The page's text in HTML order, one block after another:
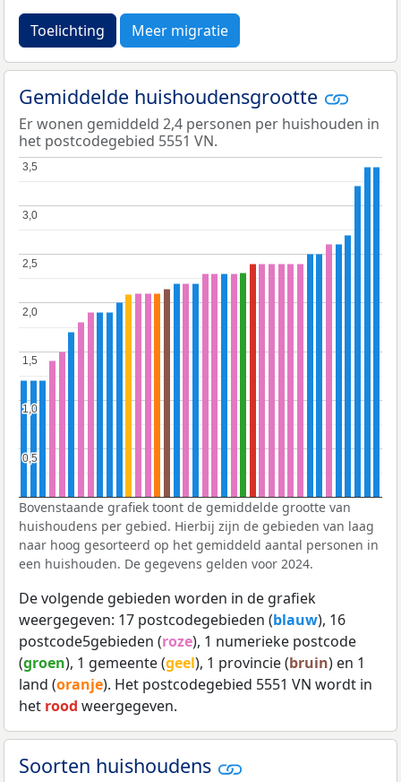
Toelichting Meer migratie
Gemiddelde huishoudensgrootte
Er wonen gemiddeld 2,4 personen per huishouden in
het postcodegebied 5551 VN.
0,5
0,5
1,0
1,0
1,5
1,5
2,0
2,0
2,5
2,5
3,0
3,0
3,5
3,5
Bovenstaande grafiek toont de gemiddelde grootte van
huishoudens per gebied. Hierbij zijn de gebieden van laag
naar hoog gesorteerd op het gemiddeld aantal personen in
een huishouden. De gegevens gelden voor 2024.
De volgende gebieden worden in de grafiek
weergegeven: 17 postcodegebieden (blauw), 16
postcode5gebieden (roze), 1 numerieke postcode
(groen), 1 gemeente (geel), 1 provincie (bruin) en 1
land (oranje). Het postcodegebied 5551 VN wordt in
het rood weergegeven.
Soorten huishoudens